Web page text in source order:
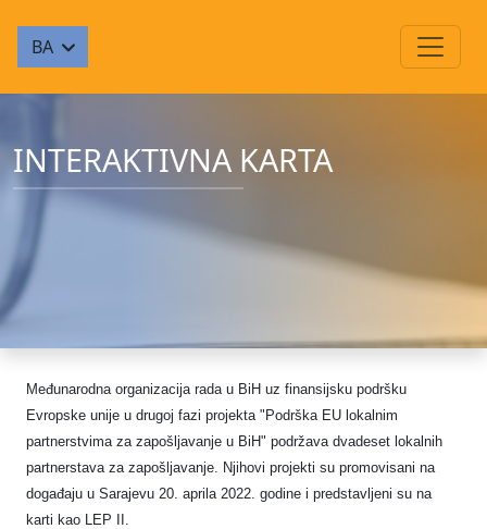
BA
INTERAKTIVNA KARTA
Međunarodna organizacija rada u BiH uz finansijsku podršku
Evropske unije u drugoj fazi projekta "Podrška EU lokalnim
partnerstvima za zapošljavanje u BiH" podržavadvadeset lokalnih
partnerstava za zapošljavanje. Njihovi projekti su promovisani na
događaju u Sarajevu 20. aprila 2022. godine i predstavljeni su na
karti kao LEP II.